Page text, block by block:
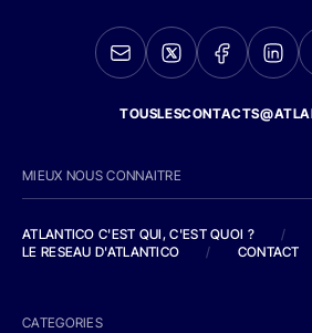
MIEUX NOUS CONNAITRE
ATLANTICO C'EST QUI, C'EST QUOI ?
/
LE RESEAU D'ATLANTICO
/ CONTACT
CATEGORIES